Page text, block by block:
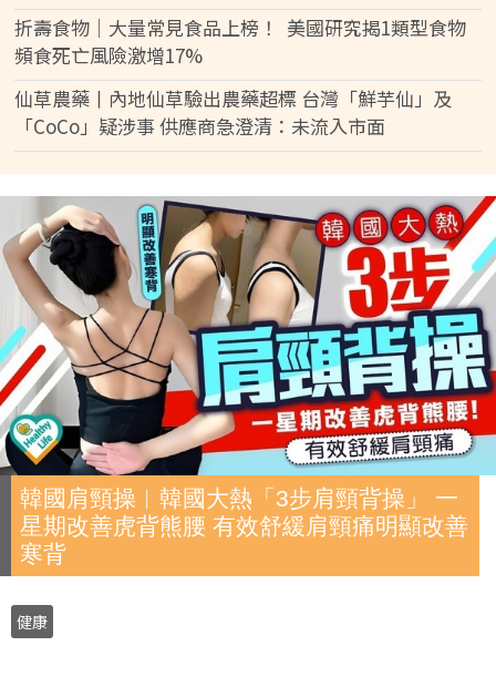
折壽食物｜大量常見食品上榜！ 美國研究揭1類型食物
頻食死亡風險激增17%
仙草農藥丨內地仙草驗出農藥超標 台灣「鮮芋仙」及
「CoCo」疑涉事 供應商急澄清：未流入市面
韓國肩頸操︱韓國大熱「3步肩頸背操」 一
星期改善虎背熊腰 有效舒緩肩頸痛明顯改善
寒背
健康